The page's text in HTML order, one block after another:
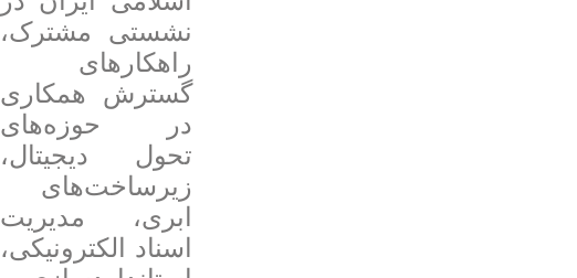
نشستی مشترک،
راهکارهای
گسترش همکاری
در حوزه‌های
تحول دیجیتال،
زیرساخت‌های
ابری، مدیریت
اسناد الکترونیکی،